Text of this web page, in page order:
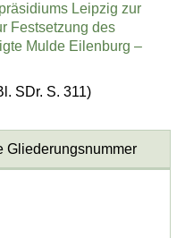
Leipzig zur
Festsetzung des
Mulde Eilenburg –
SDr. S. 311)
Gliederungsnummer